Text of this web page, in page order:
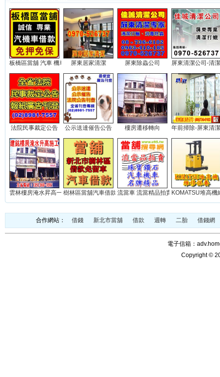
板橋區當舖 汽車 機車 借款...屏東居家清潔 屏東除蟲公司 屏東清潔公司-清
法院民事裁定公告 公示送達催告公告 樓房遷移轉向 年前掃除-屏東清
雲林樓房淹水昇高一米(實積)...樹林區當舖汽車借款免留車...流當車 流當精品拍賣網站...KOMATSU堆高機
合作網站： 借錢 新北市當舖 借款 週轉 二胎 借錢網
電子信箱：
Copyright ©